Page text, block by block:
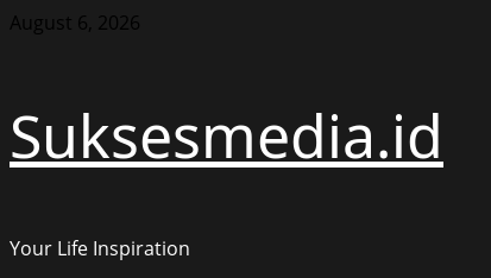
Skip
August 6, 2026
Suksesmedia.id
Your Life Inspiration